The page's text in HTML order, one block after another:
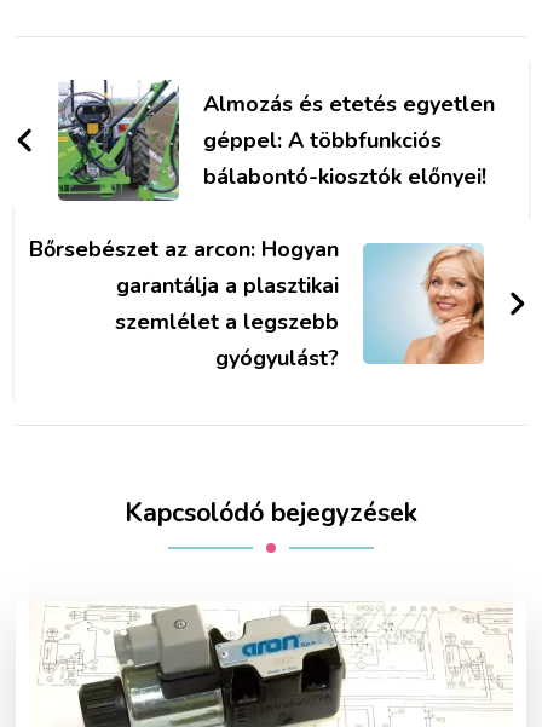
navigációjaAlmozás és etetés egyetlen
géppel: A többfunkciós
bálabontó-kiosztók előnyei!
Bőrsebészet az arcon: Hogyan
garantálja a plasztikai
szemlélet a legszebb
gyógyulást?
Kapcsolódó bejegyzések